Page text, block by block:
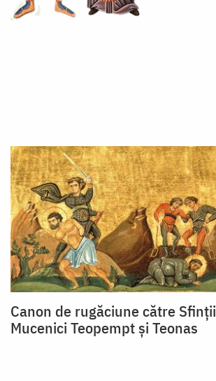
Canon de rugăciune către Sfinţii
Mucenici Teopempt şi Teonas